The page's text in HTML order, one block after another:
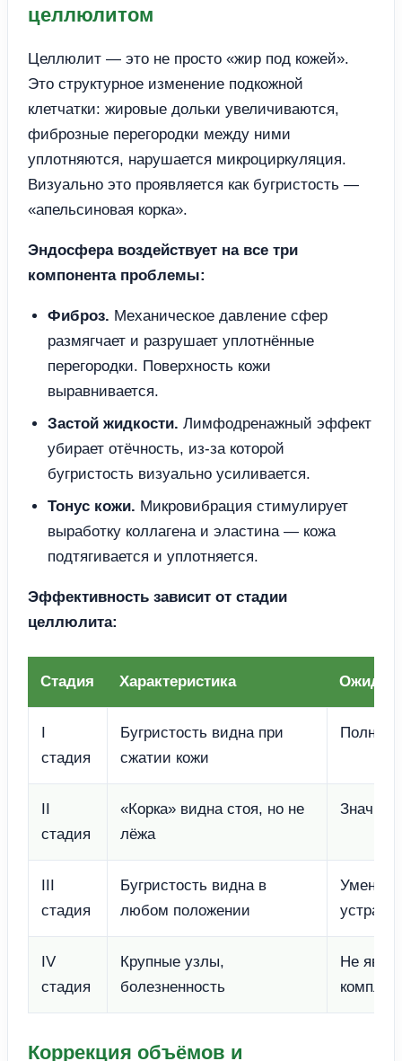
целлюлитом
Целлюлит — это не просто «жир под кожей».
Это структурное изменение подкожной
клетчатки: жировые дольки увеличиваются,
фиброзные перегородки между ними
уплотняются, нарушается микроциркуляция.
Визуально это проявляется как бугристость —
«апельсиновая корка».
Эндосфера воздействует на все три
компонента проблемы:
Фиброз. Механическое давление сфер
размягчает и разрушает уплотнённые
перегородки. Поверхность кожи
выравнивается.
Застой жидкости. Лимфодренажный эффект
убирает отёчность, из-за которой
бугристость визуально усиливается.
Тонус кожи. Микровибрация стимулирует
выработку коллагена и эластина — кожа
подтягивается и уплотняется.
Эффективность зависит от стадии
целлюлита:
Стадия Характеристика
стадия
Бугристость видна при
сжатии кожи
Полное
стадия
«Корка» видна стоя, но не
лёжа
стадия
Бугристость видна в
любом положении
IV
стадия
Крупные узлы,
болезненность
Не
Коррекция объёмов и